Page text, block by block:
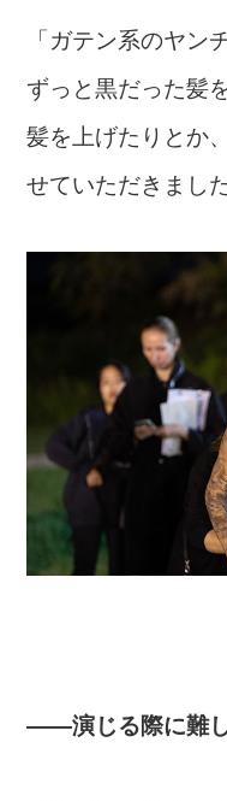
「ガテン系のヤン
ずっと黒だった髪
髪を上げたりとか
せていただきました
――演じる際に難